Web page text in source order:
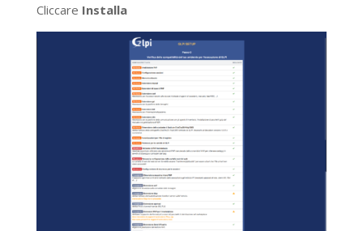
Cliccare Installa